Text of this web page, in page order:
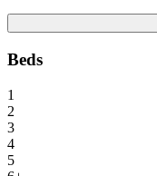
Beds
1
2
3
4
5